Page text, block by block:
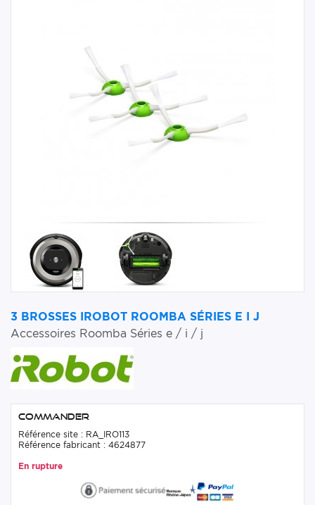
3 BROSSES IROBOT ROOMBA SÉRIES E I J
Accessoires Roomba Séries e / i / j
Commander
Référence site : RA_IRO113
Référence fabricant : 4624877
En rupture